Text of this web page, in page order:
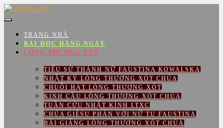
Skip
to
TRANG NHÀ
BÀI ĐỌC HẰNG NGÀY
LÒNG THƯƠNG XÓT
TIỂU SỬ THÁNH NỮ FAUSTINA KOWALSKA
NHẬT KÝ LÒNG THƯƠNG XÓT CHÚA
CHUỖI HẠT LÒNG THƯƠNG XÓT
KINH CẦU LÒNG THƯƠNG XÓT CHÚA
TUẦN CỬU NHẬT KÍNH LTXC
CHÚA GIÊSU PHÁN VỚI NỮ TU FAUSTINA
BÀI GIẢNG LÒNG THƯƠNG XÓT CHÚA